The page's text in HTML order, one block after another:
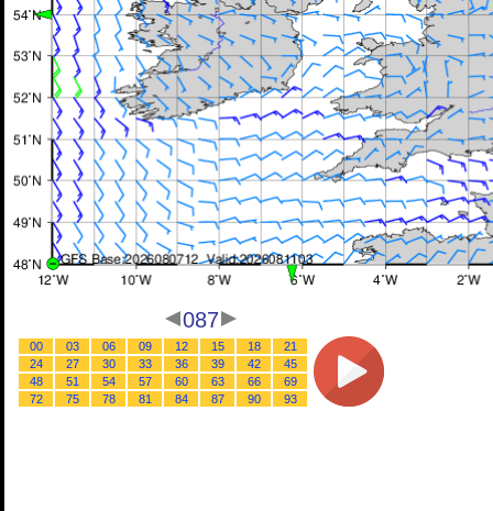
087
00 03 06 09 12 15 18
21
24
27 30 33 36 39 42
45
48
51 54 57 60 63 66
69
72
75 78 81 84 87 90 93